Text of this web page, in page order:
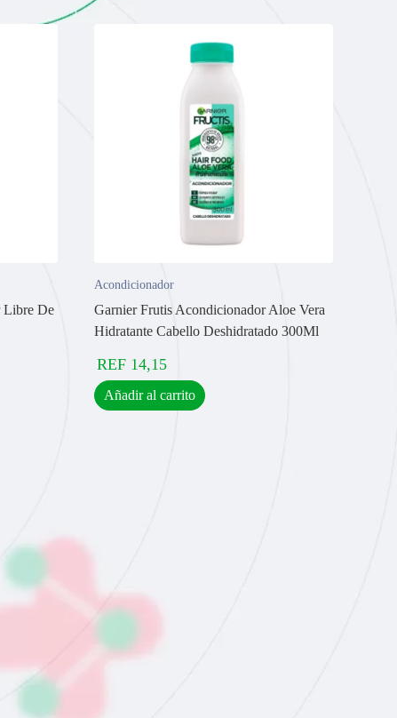
Libre De
Acondicionador
Garnier Frutis Acondicionador Aloe Vera
Hidratante Cabello Deshidratado 300Ml
REF 14,15
Añadir al carrito